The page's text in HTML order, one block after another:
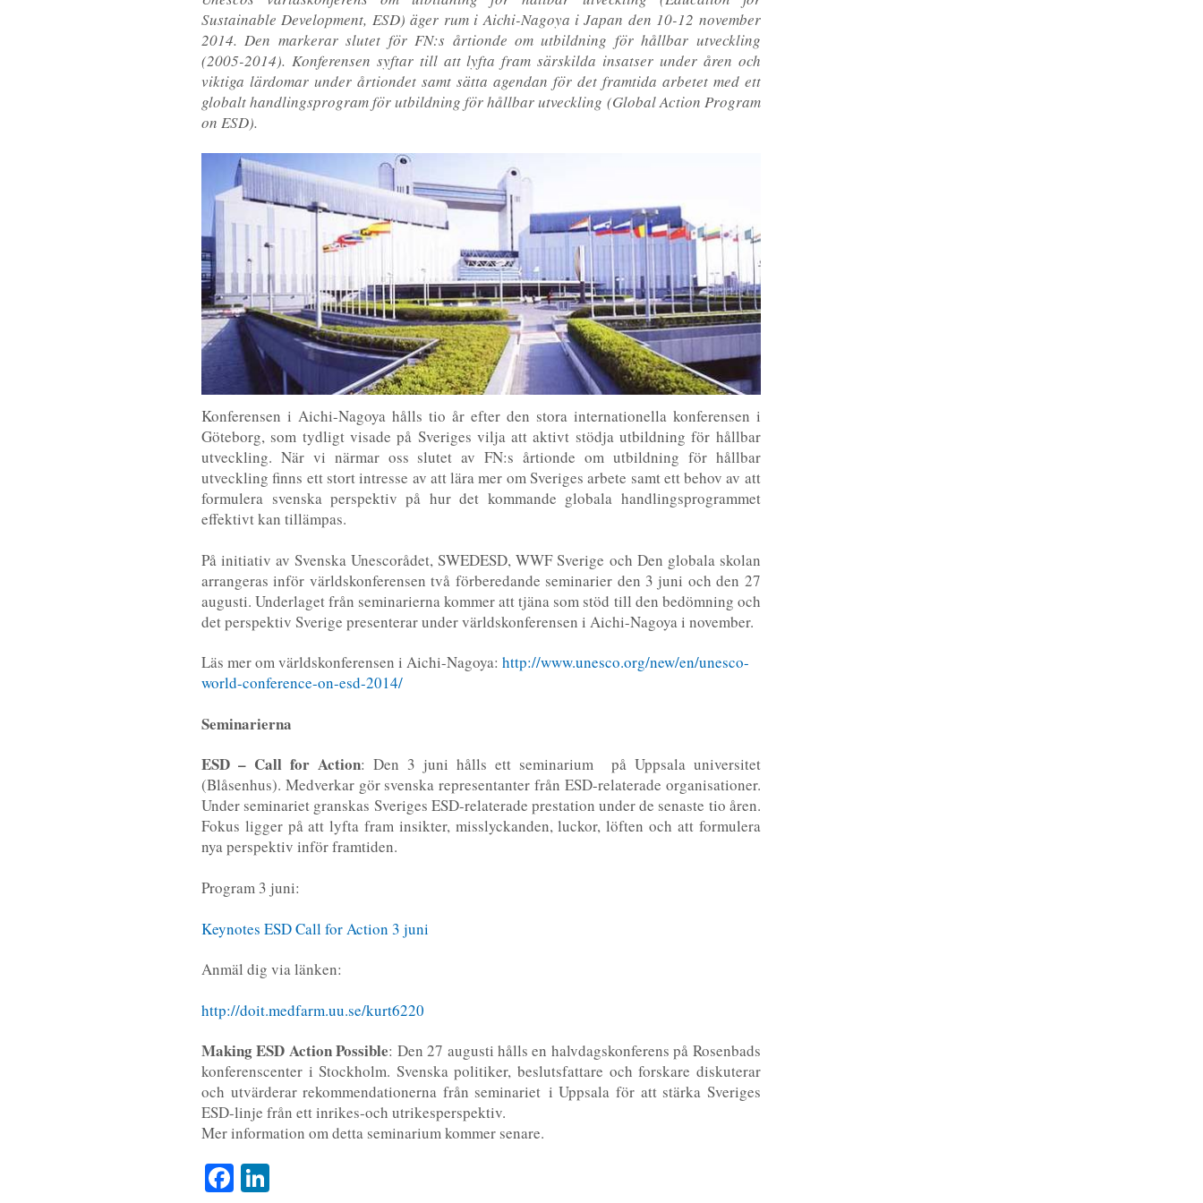
Sustainable Development, ESD) äger rum i Aichi-Nagoya i Japan den 10-12 november
2014. Den markerar slutet för FN:s årtionde om utbildning för hållbar utveckling
(2005-2014). Konferensen syftar till att lyfta fram särskilda insatser under åren och
viktiga lärdomar under årtiondet samt sätta agendan för det framtida arbetet med ett
globalt handlingsprogram för utbildning för hållbar utveckling (Global Action Program
on ESD).
Konferensen i Aichi-Nagoya hålls tio år efter den stora internationella konferensen i
Göteborg, som tydligt visade på Sveriges vilja att aktivt stödja utbildning för hållbar
utveckling. När vi närmar oss slutet av FN:s årtionde om utbildning för hållbar
utveckling finns ett stort intresse av att lära mer om Sveriges arbete samt ett behov av att
formulera svenska perspektiv på hur det kommande globala handlingsprogrammet
effektivt kan tillämpas.
På initiativ av Svenska Unescorådet, SWEDESD, WWF Sverige och Den globala skolan
arrangeras inför världskonferensen två förberedande seminarier den 3 juni och den 27
augusti. Underlaget från seminarierna kommer att tjäna som stöd till den bedömning och
det perspektiv Sverige presenterar under världskonferensen i Aichi-Nagoya i november.
Läs mer om världskonferensen i Aichi-Nagoya:http://www.unesco.org/new/en/unesco-
world-conference-on-esd-2014/
Seminarierna
ESD – Call for Action: Den 3 juni hålls ett seminarium på Uppsala universitet
(Blåsenhus). Medverkar gör svenska representanter från ESD-relaterade organisationer.
Under seminariet granskas Sveriges ESD-relaterade prestation under de senaste tio åren.
Fokus ligger på att lyfta fram insikter, misslyckanden, luckor, löften och att formulera
nya perspektiv inför framtiden.
Program 3 juni:
Keynotes ESD Call for Action 3 juni
Anmäl dig via länken:
http://doit.medfarm.uu.se/kurt6220
Making ESD Action Possible: Den 27 augusti hålls en halvdagskonferens på Rosenbads
konferenscenter i Stockholm. Svenska politiker, beslutsfattare och forskare diskuterar
och utvärderar rekommendationerna från seminariet i Uppsala för att stärka Sveriges
ESD-linje från ett inrikes-och utrikesperspektiv.
Mer information om detta seminarium kommer senare.
Facebook